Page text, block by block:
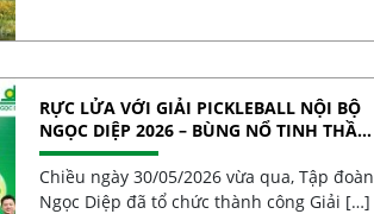
RỰC LỬA VỚI GIẢI PICKLEBALL NỘI BỘ
NGỌC DIỆP 2026 – BÙNG NỔ TINH THẦN
30 NĂM
Chiều ngày 30/05/2026 vừa qua, Tập đoàn
Ngọc Diệp đã tổ chức thành công Giải […]